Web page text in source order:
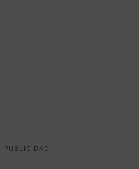
PUBLICIDAD